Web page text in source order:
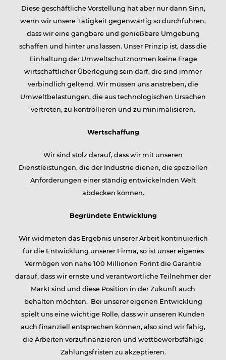
Diese geschäftliche Vorstellung hat aber nur dann Sinn,
wenn wir unsere Tätigkeit gegenwärtig so durchführen,
dass wir eine gangbare und genießbare Umgebung
schaffen und hinter uns lassen. Unser Prinzip ist, dass die
Einhaltung der Umweltschutznormen keine Frage
wirtschaftlicher Überlegung sein darf, die sind immer
verbindlich geltend. Wir müssen uns anstreben, die
Umweltbelastungen, die aus technologischen Ursachen
vertreten, zu kontrollieren und zu minimalisieren.
Wertschaffung
Wir sind stolz darauf, dass wir mit unseren
Dienstleistungen, die der Industrie dienen, die speziellen
Anforderungen einer ständig entwickelnden Welt
abdecken können.
Begründete Entwicklung
Wir widmeten das Ergebnis unserer Arbeit kontinuierlich
für die Entwicklung unserer Firma, so ist unser eigenes
Vermögen von nahe 100 Millionen Forint die Garantie
darauf, dass wir ernste und verantwortliche Teilnehmer der
Markt sind und diese Position in der Zukunft auch
behalten möchten. Bei unserer eigenen Entwicklung
spielt uns eine wichtige Rolle, dass wir unseren Kunden
auch finanziell entsprechen können, also sind wir fähig,
die Arbeiten vorzufinanzieren und wettbewerbsfähige
Zahlungsfristen zu akzeptieren.